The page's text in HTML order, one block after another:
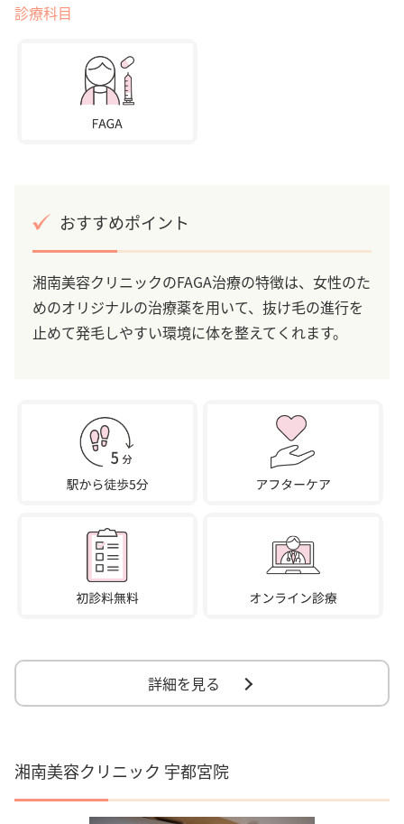
診療科目
おすすめポイント
湘南美容クリニックのFAGA治療の特徴は、女性のた
めのオリジナルの治療薬を用いて、抜け毛の進行を
止めて発毛しやすい環境に体を整えてくれます。
詳細を見る
湘南美容クリニック 宇都宮院